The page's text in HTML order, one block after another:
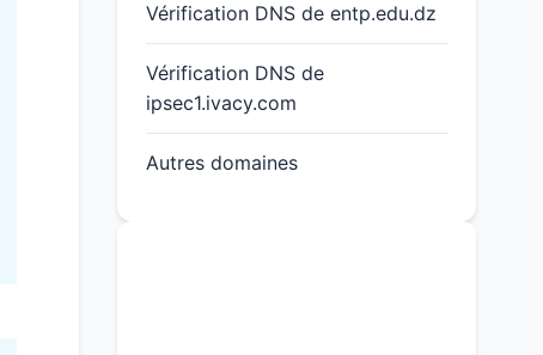
Vérification DNS de entp.edu.dz
Vérification DNS de
ipsec1.ivacy.com
Autres domaines